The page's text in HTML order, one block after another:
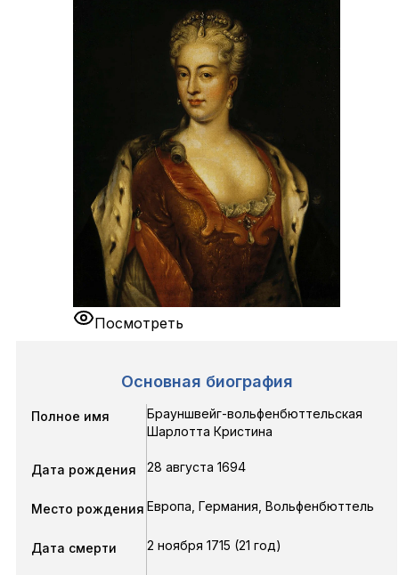
Посмотреть
Основная биография
Полное имя
Брауншвейг-вольфенбюттельская
Шарлотта Кристина
Дата рождения 28 августа 1694
Место рождения Европа, Германия, Вольфенбюттель
Дата смерти 2 ноября 1715 (21 год)